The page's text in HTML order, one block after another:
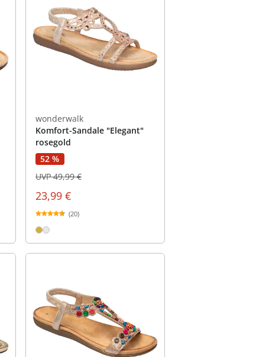
wonderwalk
Komfort-Sandale "Elegant"
rosegold
52 %
23,99 €
UVP 49,99 €
(20)